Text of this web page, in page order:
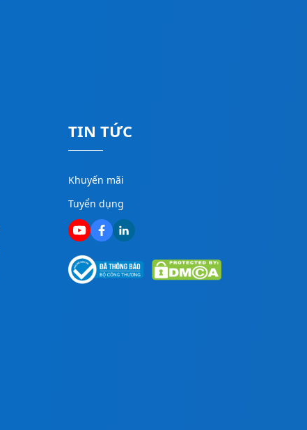
TIN TỨC
Khuyến mãi
Tuyển dụng